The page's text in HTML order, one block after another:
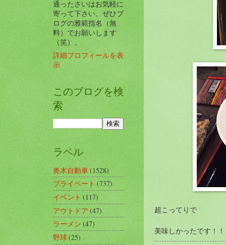
超こってりで
美味しかったです！！
通ったさいはお気軽に
寄って下さい。ぜひブ
ログの雅範指名（無
料）でお願いします
（笑）。
詳細プロフィールを表
示
このブログを検
索
ラベル
奥木自動車(1528)
プライベート(737)
イベント(117)
アウトドア(47)
ラーメン(47)
野球(25)